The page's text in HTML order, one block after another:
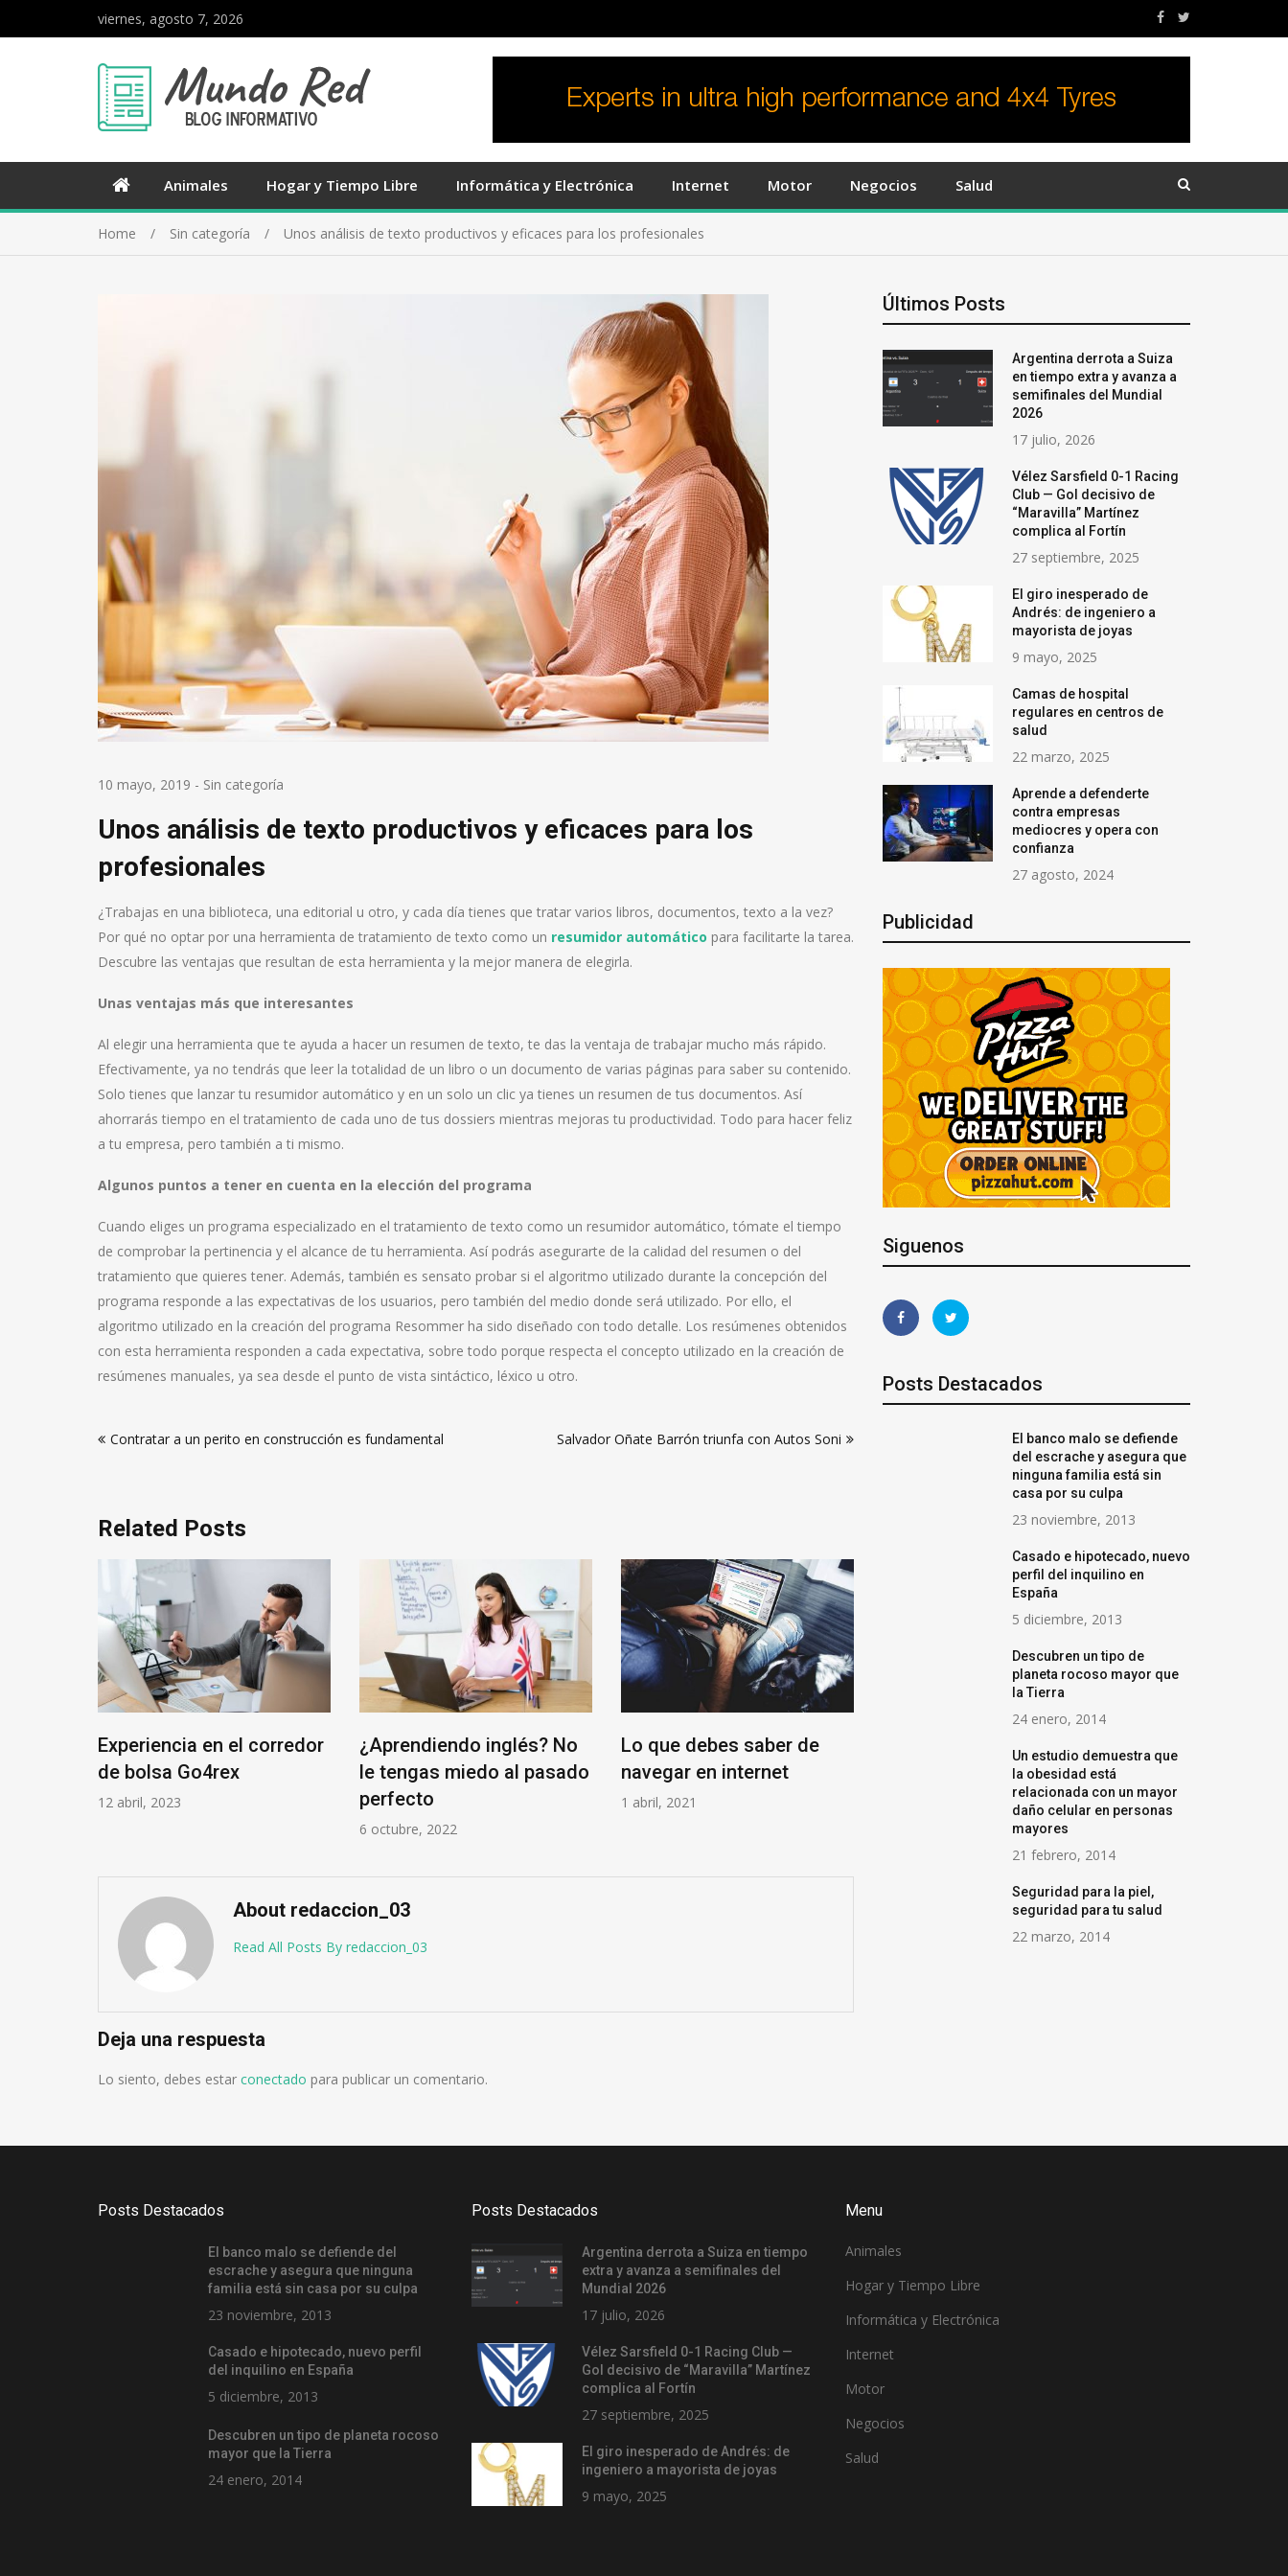
viernes, agosto 7, 2026
Animales Hogar y Tiempo Libre Informática y Electrónica Internet Motor Negocios Salud
Home Sin categoría Unos análisis de texto productivos y eficaces para los profesionales
10 mayo, 2019 - Sin categoría
Unos análisis de texto productivos y eficaces para los
profesionales
¿Trabajas en una biblioteca, una editorial u otro, y cada día tienes que tratar varios libros, documentos, texto a la vez?
Por qué no optar por una herramienta de tratamiento de texto como un resumidor automático para facilitarte la tarea.
Descubre las ventajas que resultan de esta herramienta y la mejor manera de elegirla.
Unas ventajas más que interesantes
Al elegir una herramienta que te ayuda a hacer un resumen de texto, te das la ventaja de trabajar mucho más rápido.
Efectivamente, ya no tendrás que leer la totalidad de un libro o un documento de varias páginas para saber su contenido.
Solo tienes que lanzar tu resumidor automático y en un solo un clic ya tienes un resumen de tus documentos. Así
ahorrarás tiempo en el tratamiento de cada uno de tus dossiers mientras mejoras tu productividad. Todo para hacer feliz
a tu empresa, pero también a ti mismo.
Algunos puntos a tener en cuenta en la elección del programa
Cuando eliges un programa especializado en el tratamiento de texto como un resumidor automático, tómate el tiempo
de comprobar la pertinencia y el alcance de tu herramienta. Así podrás asegurarte de la calidad del resumen o del
tratamiento que quieres tener. Además, también es sensato probar si el algoritmo utilizado durante la concepción del
programa responde a las expectativas de los usuarios, pero también del medio donde será utilizado. Por ello, el
algoritmo utilizado en la creación del programa Resommer ha sido diseñado con todo detalle. Los resúmenes obtenidos
con esta herramienta responden a cada expectativa, sobre todo porque respecta el concepto utilizado en la creación de
resúmenes manuales, ya sea desde el punto de vista sintáctico, léxico u otro.
deContratar a un perito en construcción es fundamental Salvador Oñate Barrón triunfa con Autos Soni
Related Posts
Experiencia en el corredor
de bolsa Go4rex
12 abril, 2023
¿Aprendiendo inglés? No
le tengas miedo al pasado
perfecto
6 octubre, 2022
Lo que debes saber de
navegar en internet
1 abril, 2021
La importancia de
reformular un ensayo
con folletos
About redaccion_03
Read All Posts By redaccion_03
Deja una respuesta
Lo siento, debes estar conectado para publicar un comentario.
Últimos Posts
Argentina derrota a Suiza
en tiempo extra y avanza a
semifinales del Mundial
2026
17 julio, 2026
Vélez Sarsfield 0-1 Racing
Club — Gol decisivo de
“Maravilla” Martínez
complica al Fortín
27 septiembre, 2025
El giro inesperado de
Andrés: de ingeniero a
mayorista de joyas
9 mayo, 2025
Camas de hospital
regulares en centros de
salud
22 marzo, 2025
Aprende a defenderte
contra empresas
mediocres y opera con
confianza
27 agosto, 2024
Publicidad
Siguenos
Posts Destacados
El banco malo se defiende
del escrache y asegura que
ninguna familia está sin
casa por su culpa
23 noviembre, 2013
Casado e hipotecado, nuevo
perfil del inquilino en
España
5 diciembre, 2013
Descubren un tipo de
planeta rocoso mayor que
la Tierra
24 enero, 2014
Un estudio demuestra que
la obesidad está
relacionada con un mayor
daño celular en personas
mayores
21 febrero, 2014
Seguridad para la piel,
seguridad para tu salud
22 marzo, 2014
Posts Destacados
El banco malo se defiende del
escrache y asegura que ninguna
familia está sin casa por su culpa
23 noviembre, 2013
Casado e hipotecado, nuevo perfil
del inquilino en España
5 diciembre, 2013
Descubren un tipo de planeta rocoso
mayor que la Tierra
24 enero, 2014
Posts Destacados
Argentina derrota a Suiza en tiempo
extra y avanza a semifinales del
Mundial 2026
17 julio, 2026
Vélez Sarsfield 0-1 Racing Club —
Gol decisivo de “Maravilla” Martínez
complica al Fortín
27 septiembre, 2025
El giro inesperado de Andrés: de
ingeniero a mayorista de joyas
9 mayo, 2025
Menu
Animales
Hogar y Tiempo Libre
Informática y Electrónica
Internet
Motor
Negocios
Salud